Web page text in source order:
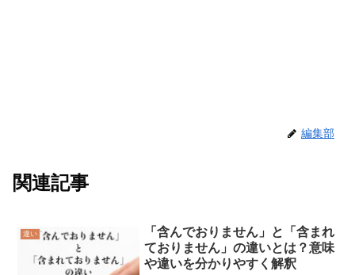
編集部
関連記事
違い
「含んでおりません」と「含まれ
ておりません」の違いとは？意味
や違いを分かりやすく解釈